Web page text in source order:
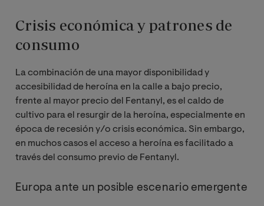
Crisis económica y patrones de
consumo
La combinación de una mayor disponibilidad y
accesibilidad de heroína en la calle a bajo precio,
frente al mayor precio del Fentanyl, es el caldo de
cultivo para el resurgir de la heroína, especialmente en
época de recesión y/o crisis económica. Sin embargo,
en muchos casos el acceso a heroína es facilitado a
través del consumo previo de Fentanyl.
Europa ante un posible escenario emergente